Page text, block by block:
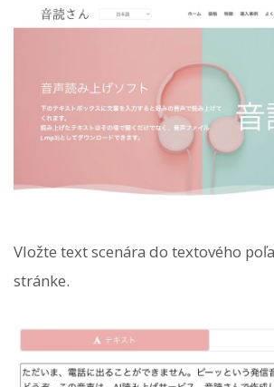
Vložte text scenára do textového
stránke.